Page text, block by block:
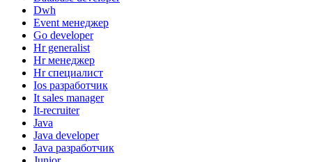
Dwh
Event менеджер
Go developer
Hr generalist
Hr менеджер
Hr специалист
Ios разработчик
It sales manager
It-recruiter
Java
Java developer
Java разработчик